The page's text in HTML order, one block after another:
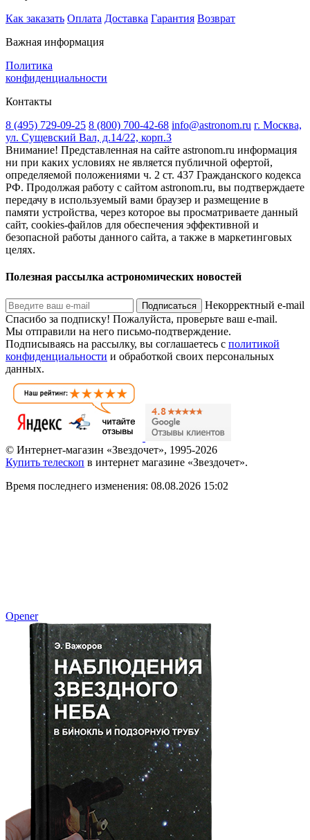
Как заказать Оплата Доставка Гарантия Возврат
Важная информация
Политика
конфиденциальности
Контакты
8 (495) 729-09-25 8 (800) 700-42-68 info@astronom.ru г. Москва,
ул. Сущевский Вал, д.14/22, корп.3
Внимание! Представленная на сайте astronom.ru информация
ни при каких условиях не является публичной офертой,
определяемой положениями ч. 2 ст. 437 Гражданского кодекса
РФ. Продолжая работу с сайтом astronom.ru, вы подтверждаете
передачу в используемый вами браузер и размещение в
памяти устройства, через которое вы просматриваете данный
сайт, cookies-файлов для обеспечения эффективной и
безопасной работы данного сайта, а также в маркетинговых
целях.
Полезная рассылка астрономических новостей
Подписаться
Некорректный e-mail
Спасибо за подписку! Пожалуйста, проверьте ваш e-mail.
Мы отправили на него письмо-подтверждение.
Подписываясь на рассылку, вы соглашаетесь с политикой
конфиденциальности и обработкой своих персональных
данных.
© Интернет-магазин «Звездочет», 1995-2026
Купить телескоп в интернет магазине «Звездочет».
Время последнего изменения: 08.08.2026 15:02
Opener